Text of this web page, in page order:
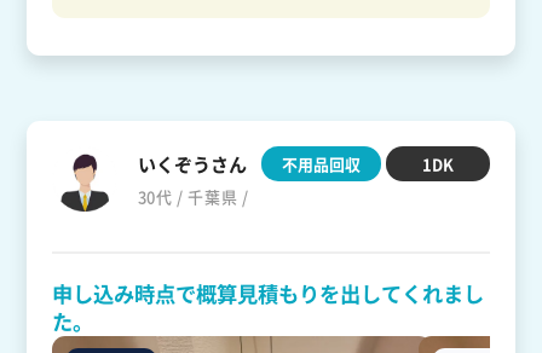
いくぞうさん
30代 / 千葉県 /
不用品回収 1DK
申し込み時点で概算見積もりを出してくれまし
た。